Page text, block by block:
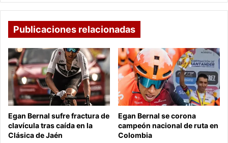
Publicaciones relacionadas
Egan Bernal sufre fractura de
clavícula tras caída en la
Clásica de Jaén
Egan Bernal se corona
campeón nacional de ruta en
Colombia